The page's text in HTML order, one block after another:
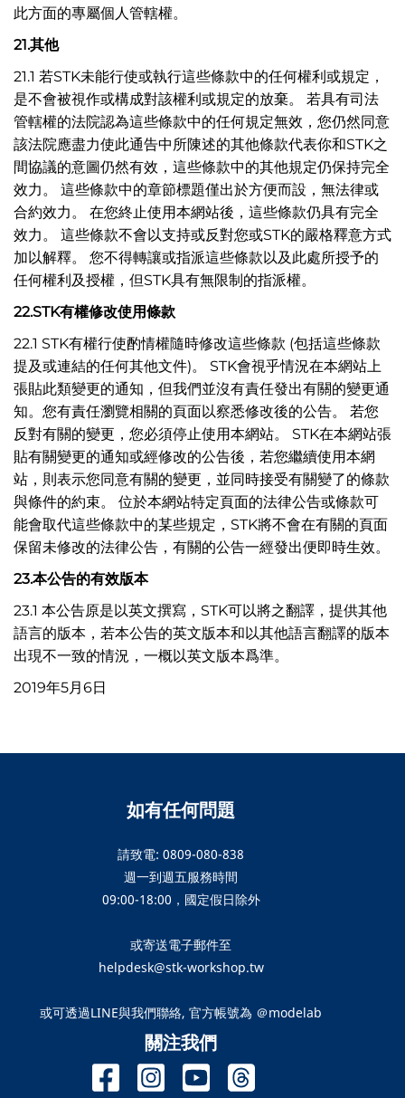
此方面的專屬個人管轄權。
21.其他
21.1 若STK未能行使或執行這些條款中的任何權利或規定，
是不會被視作或構成對該權利或規定的放棄。 若具有司法
管轄權的法院認為這些條款中的任何規定無效，您仍然同意
該法院應盡力使此通告中所陳述的其他條款代表你和STK之
間協議的意圖仍然有效，這些條款中的其他規定仍保持完全
效力。 這些條款中的章節標題僅出於方便而設，無法律或
合約效力。 在您終止使用本網站後，這些條款仍具有完全
效力。 這些條款不會以支持或反對您或STK的嚴格釋意方式
加以解釋。 您不得轉讓或指派這些條款以及此處所授予的
任何權利及授權，但STK具有無限制的指派權。
22.STK有權修改使用條款
22.1 STK有權行使酌情權隨時修改這些條款 (包括這些條款
提及或連結的任何其他文件)。 STK會視乎情況在本網站上
張貼此類變更的通知，但我們並沒有責任發出有關的變更通
知。您有責任瀏覽相關的頁面以察悉修改後的公告。 若您
反對有關的變更，您必須停止使用本網站。 STK在本網站張
貼有關變更的通知或經修改的公告後，若您繼續使用本網
站，則表示您同意有關的變更，並同時接受有關變了的條款
與條件的約束。 位於本網站特定頁面的法律公告或條款可
能會取代這些條款中的某些規定，STK將不會在有關的頁面
保留未修改的法律公告，有關的公告一經發出便即時生效。
23.本公告的有效版本
23.1 本公告原是以英文撰寫，STK可以將之翻譯，提供其他
語言的版本，若本公告的英文版本和以其他語言翻譯的版本
出現不一致的情況，一概以英文版本爲準。
2019年5月6日
如有任何問題
請致電: 0809-080-838
週一到週五服務時間
09:00-18:00，國定假日除外
或寄送電子郵件至
helpdesk@stk-workshop.tw
或可透過LINE與我們聯絡, 官方帳號為 ＠modelab
關注我們